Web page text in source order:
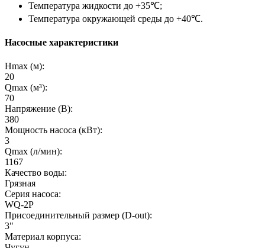
Температура жидкости до +35℃;
Температура окружающей среды до +40℃.
Насосные характеристики
Hmax (м):
20
Qmax (м³):
70
Напряжение (В):
380
Мощность насоса (кВт):
3
Qmax (л/мин):
1167
Качество воды:
Грязная
Серия насоса:
WQ-2P
Присоединительный размер (D-out):
3"
Материал корпуса: